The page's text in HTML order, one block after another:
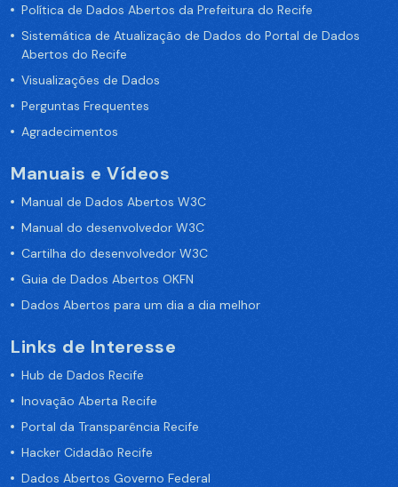
Política de Dados Abertos da Prefeitura do Recife
Sistemática de Atualização de Dados do Portal de Dados
Abertos do Recife
Visualizações de Dados
Perguntas Frequentes
Agradecimentos
Manuais e Vídeos
Manual de Dados Abertos W3C
Manual do desenvolvedor W3C
Cartilha do desenvolvedor W3C
Guia de Dados Abertos OKFN
Dados Abertos para um dia a dia melhor
Links de Interesse
Hub de Dados Recife
Inovação Aberta Recife
Portal da Transparência Recife
Hacker Cidadão Recife
Dados Abertos Governo Federal